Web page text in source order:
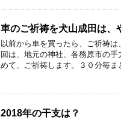
車のご祈祷を犬山成田は、
以前から車を買ったら、ご祈祷
回は、地元の神社、各務原市の
めて、ご祈祷します。３０分毎
2018年の干支は？